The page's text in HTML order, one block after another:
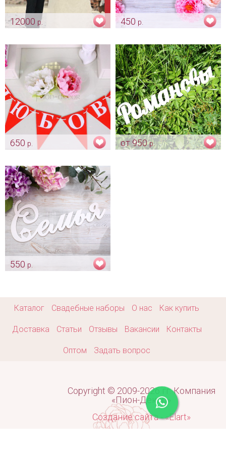
12000 р.
площадки.
450 р.
650 р.
от 950р.
550 р.
Каталог Свадебные наборы О нас Как купить
Доставка Статьи Отзывы Вакансии Контакты
Оптом Задать вопрос
Copyright © 2009-2026 гг. Компания
«Пион-Декор»
Создание сайта - «Elart»